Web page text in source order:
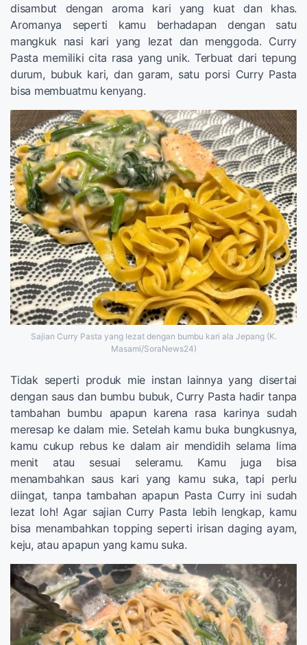
disambut dengan aroma kari yang kuat dan khas.
Aromanya seperti kamu berhadapan dengan satu
mangkuk nasi kari yang lezat dan menggoda. Curry
Pasta memiliki cita rasa yang unik. Terbuat dari tepung
durum, bubuk kari, dan garam, satu porsi Curry Pasta
bisa membuatmu kenyang.
Sajian Curry Pasta yang lezat dengan bumbu kari ala Jepang (K.
Masami/SoraNews24)
Tidak seperti produk mie instan lainnya yang disertai
dengan saus dan bumbu bubuk, Curry Pasta hadir tanpa
tambahan bumbu apapun karena rasa karinya sudah
meresap ke dalam mie. Setelah kamu buka bungkusnya,
kamu cukup rebus ke dalam air mendidih selama lima
menit atau sesuai seleramu. Kamu juga bisa
menambahkan saus kari yang kamu suka, tapi perlu
diingat, tanpa tambahan apapun Pasta Curry ini sudah
lezat loh! Agar sajian Curry Pasta lebih lengkap, kamu
bisa menambahkan topping seperti irisan daging ayam,
keju, atau apapun yang kamu suka.